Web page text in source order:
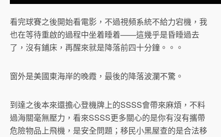
看完球賽之後開始看電影，不過視頻系統不給力宕機，我
也在等待重啟的過程中坐着睡着——這幾乎是昏睡過去
了，沒有鋪床，再醒來就是降落前四十分鐘。。。
窗外是美國東海岸的晚霞，最後的降落波瀾不驚。
到達之後本來還擔心登機牌上的SSSS會帶來麻煩，不料
過海關毫無壓力，看來SSSS更多關心的是你有沒有攜帶
危險物品上飛機，是安全問題；移民小黑屋查的是合法移